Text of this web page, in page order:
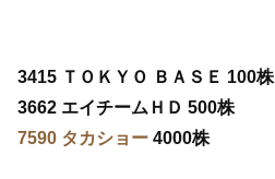
3415 ＴＯＫＹＯ ＢＡＳＥ 100株
3662 エイチームＨＤ 500株
7590 タカショー 4000株